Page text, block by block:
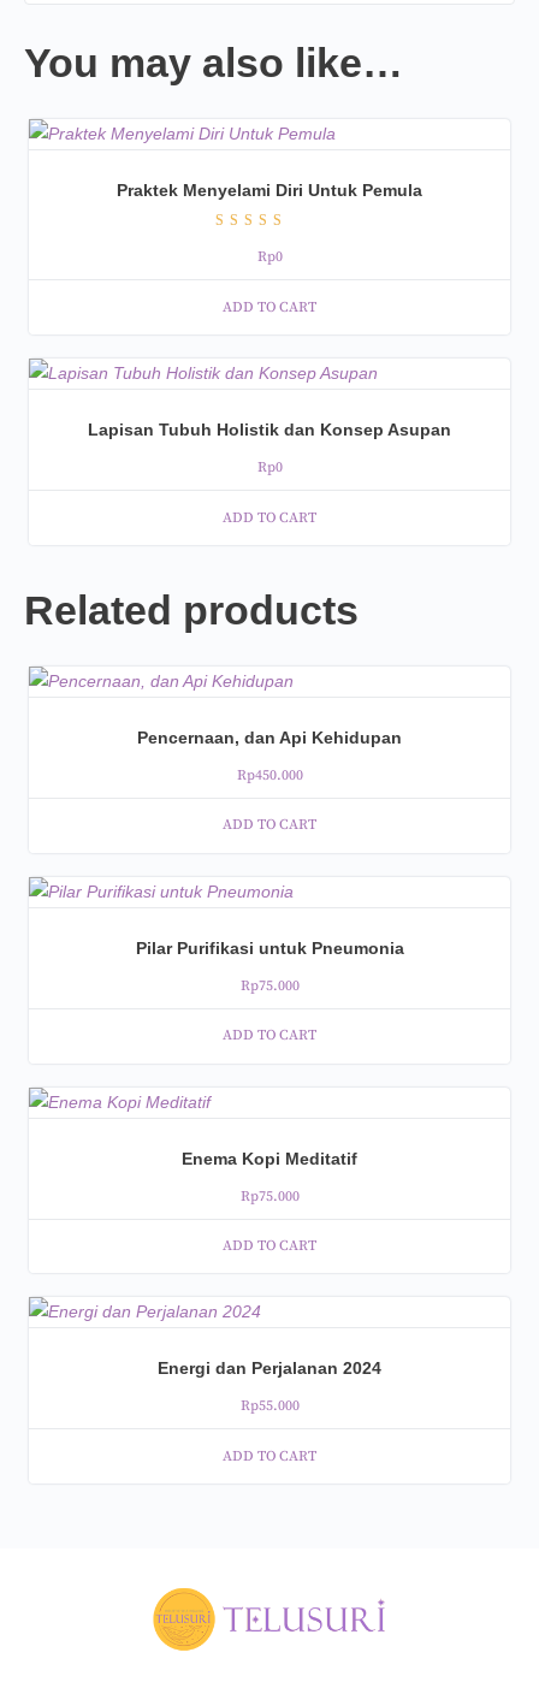
You may also like…
Praktek Menyelami Diri Untuk Pemula
Rp0
ADD TO CART
Lapisan Tubuh Holistik dan Konsep Asupan
Rp0
ADD TO CART
Related products
Pencernaan, dan Api Kehidupan
Rp450.000
ADD TO CART
Pilar Purifikasi untuk Pneumonia
Rp75.000
ADD TO CART
Enema Kopi Meditatif
Rp75.000
ADD TO CART
Energi dan Perjalanan 2024
Rp55.000
ADD TO CART